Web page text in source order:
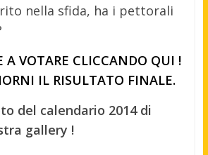
nella sfida, ha i pettorali
VOTARE CLICCANDO QUI !
IL RISULTATO FINALE.
del calendario 2014 di
gallery !